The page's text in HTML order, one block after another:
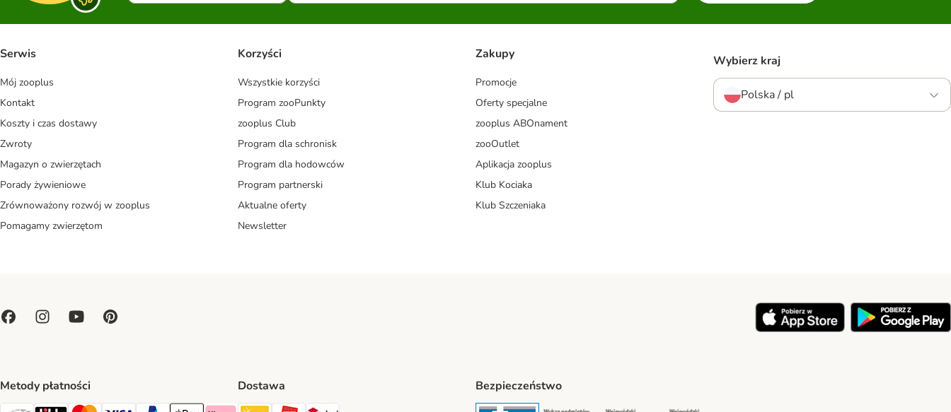
Serwis
Mój zooplus
Kontakt
Koszty i czas dostawy
Zwroty
Magazyn o zwierzętach
Porady żywieniowe
Zrównoważony rozwój w zooplus
Pomagamy zwierzętom
Korzyści
Wszystkie korzyści
Program zooPunkty
zooplus Club
Program dla schronisk
Program dla hodowców
Program partnerski
Aktualne oferty
Newsletter
Zakupy
Promocje
Oferty specjalne
zooplus ABOnament
zooOutlet
Aplikacja zooplus
Klub Kociaka
Klub Szczeniaka
Wybierz kraj
Polska / pl
Metody płatności Dostawa
Paczkomat® Shipping Method
ORLEN Paczka Shipping Method
Bezpieczeństwo
Security Security Security